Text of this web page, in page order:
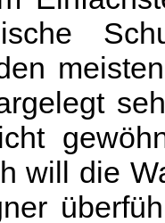
will die